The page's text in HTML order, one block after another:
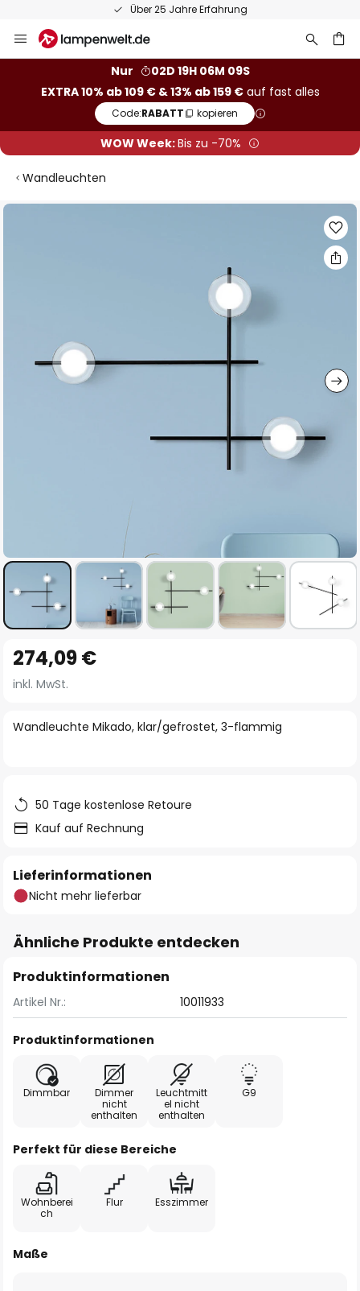
Über 25 Jahre Erfahrung
Inhalt
Nur
02D 19H 06M 09S
EXTRA 10% ab 109 € & 13% ab 159 €auf fast alles
Code:RABATT kopieren
WOW Week:Bis zu -70%
Wandleuchten
Zum
Anfang
der
springen
Wandleuchte Mikado, klar/gefrostet, 3-flammig
274,09 €
inkl. MwSt.
50 Tage kostenlose Retoure
Kauf auf Rechnung
Lieferinformationen
Nicht mehr lieferbar
Ähnliche Produkte entdecken
Produktinformationen
Artikel Nr.: 10011933
Produktinformationen
Dimmbar
Dimmer
nicht
enthalten
Leuchtmitt
el nicht
enthalten
G9
Perfekt für diese Bereiche
Wohnberei
ch
Flur Esszimmer
Maße